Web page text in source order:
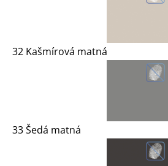
32 Kašmírová matná
33 Šedá matná